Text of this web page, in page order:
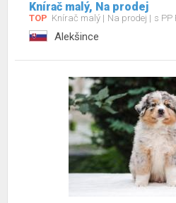
Knírač malý, Na prodej
TOP Knírač malý Na prodej s PP
Alekšince